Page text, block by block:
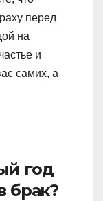
перед
на
и
самих, а
год
брак?